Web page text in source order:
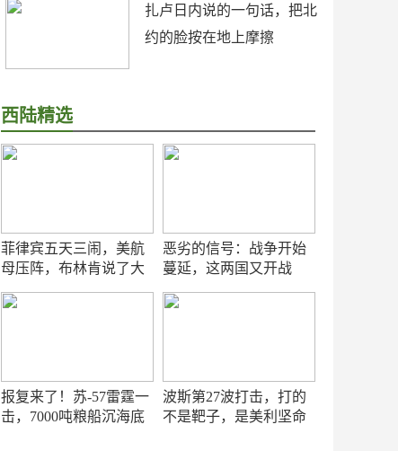
扎卢日内说的一句话，把北
约的脸按在地上摩擦
西陆精选
菲律宾五天三闹，美航
母压阵，布林肯说了大
恶劣的信号：战争开始
蔓延，这两国又开战
报复来了！苏-57雷霆一
击，7000吨粮船沉海底
波斯第27波打击，打的
不是靶子，是美利坚命